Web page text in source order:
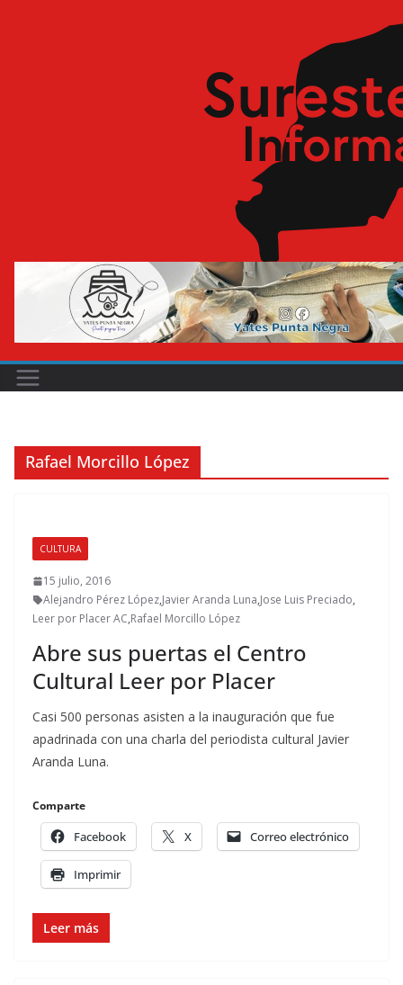
Rafael Morcillo López
CULTURA
15 julio, 2016
Alejandro Pérez López,Javier Aranda Luna,Jose Luis Preciado,
Leer por Placer AC,Rafael Morcillo López
Abre sus puertas el Centro
Cultural Leer por Placer
Casi 500 personas asisten a la inauguración que fue
apadrinada con una charla del periodista cultural Javier
Aranda Luna.
Comparte
Facebook X Correo electrónico
Imprimir
Leer más